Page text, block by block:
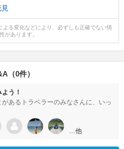
る変化などにより、必ずしも正確でない情
があります。
（0件）
う！
あるトラベラーのみなさんに、いっ
…他